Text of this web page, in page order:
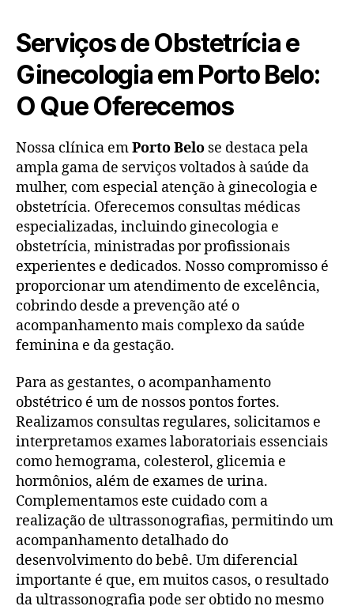
Serviços de Obstetrícia e
Ginecologia em Porto Belo:
O Que Oferecemos
Nossa clínica emPorto Belo se destaca pela
ampla gama de serviços voltados à saúde da
mulher, com especial atenção à ginecologia e
obstetrícia. Oferecemos consultas médicas
especializadas, incluindo ginecologia e
obstetrícia, ministradas por profissionais
experientes e dedicados. Nosso compromisso é
proporcionar um atendimento de excelência,
cobrindo desde a prevenção até o
acompanhamento mais complexo da saúde
feminina e da gestação.
Para as gestantes, o acompanhamento
obstétrico é um de nossos pontos fortes.
Realizamos consultas regulares, solicitamos e
interpretamos exames laboratoriais essenciais
como hemograma, colesterol, glicemia e
hormônios, além de exames de urina.
Complementamos este cuidado com a
realização de ultrassonografias, permitindo um
acompanhamento detalhado do
desenvolvimento do bebê. Um diferencial
importante é que, em muitos casos, o resultado
da ultrassonografia pode ser obtido no mesmo